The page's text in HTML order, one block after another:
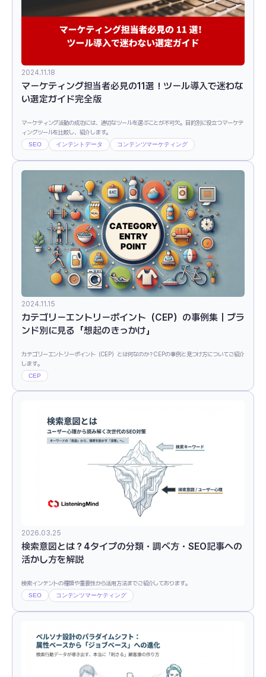
2024.11.18
マーケティング担当者必見の11選！ツール導入で迷わな
い選定ガイド完全版
マーケティング活動の成功には、適切なツールを選ぶことが不可欠。目的別に役立つマーケテ
ィングツールを比較し、紹介します。
SEO インテントデータ コンテンツマーケティング
2024.11.15
カテゴリーエントリーポイント（CEP）の事例集｜ブラ
ンド別に見る「想起のきっかけ」
カテゴリーエントリーポイント（CEP）とは何なのか？CEPの事例と見つけ方についてご紹介
します。
CEP
2026.03.25
検索意図とは？4タイプの分類・調べ方・SEO記事への
活かし方を解説
検索インテントの種類や重要性から活用方法までご紹介しております。
SEO コンテンツマーケティング